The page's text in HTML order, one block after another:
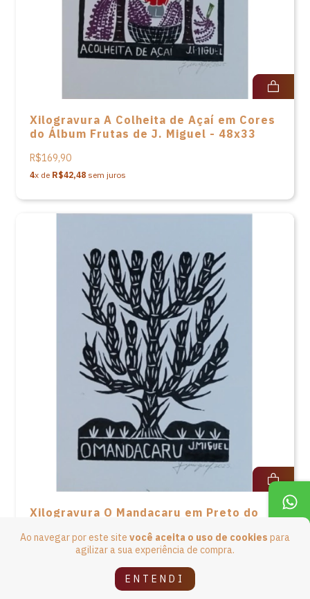
Ao navegar por este site você aceita o uso de cookies para
agilizar a sua experiência de compra.
ENTENDI
Xilogravura A Colheita de Açaí em Cores
do Álbum Frutas de J. Miguel - 48x33
R$169,90
4x de R$42,48 sem juros
Xilogravura O Mandacaru em Preto do
33X24
sem juros